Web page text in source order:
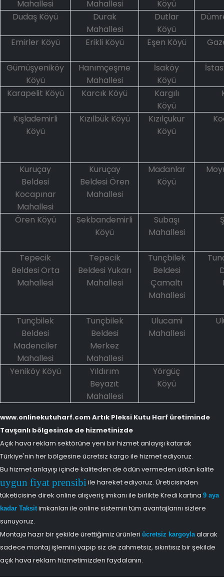
Mahallesi
Mahallesi
Köyü
Dudaş Köyü
Durak
Mahallesi
Dutlar
Köyü
Emirler Köyü Erikli Köyü Eşen Köyü
Gümüşyeniköy
Köyü
Hanımçeşme
Mahallesi
İsaköy
Köyü
Karapelit Köyü Karcık Köyü
Kargılı
Köyü
Kışlademirli
Köyü
Kızılbük Köyü
Kızılçukur
Köyü
Kuruçay
Beldesi
Kocapınar
Mahallesi
Kuruçay
Beldesi Ören
Mahallesi
Madanlar
Köyü
Ören Köyü
Sekbandemirli
Köyü
Subaşı
Mahallesi
Tepecik
Beldesi Orta
Mahallesi
Tepecik
Beldesi Yukarı
Mahallesi
Tunçbilek
Beldesi
Çamaltı
Mahallesi
Tunçbilek
Beldesi
Madenciler
Mahallesi
Tunçbilek
Beldesi
Merkez
Mahallesi
Ulucami
Mahallesi
Yeniköy Köyü
Yıldırım
Beyazıt
Mahallesi
Yörgüç
Köyü
www.onlinekutuharf.com Artık Pleksi Kutu Harf üretiminde
Tavşanlı bölgesinde de hizmetinizde
Açık hava reklam sektörüne yeni bir hizmet anlayışı katarak
Türkiye'nin her bölgesine ücretsiz kargo ile hizmet ediyoruz.
Bu hizmet anlayışı içinde kaliteden de ödün vermeden üstün kalite
uygun fiyat prensibi ile hareket ediyoruz. Üreticisinden
tüketicisine direk online alışveriş imkanı ile birlikte Kredi kartına 9 aya
kadar Taksitimkanları ile online sistemin tüm avantajlarını sizlere
sunuyoruz.
Montaja hazır bir şekilde ürettiğimiz ürünleri ücretsiz kargoylaalarak
sadece montaj işlemini yapıp siz de zahmetsiz, sıkıntısız bir şekilde
açık hava reklam hizmetimizden faydalanın.